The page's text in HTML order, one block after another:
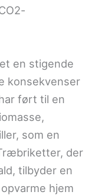
en stigende
konsekvenser
ført til en
som en
der
tilbyder en
hjem